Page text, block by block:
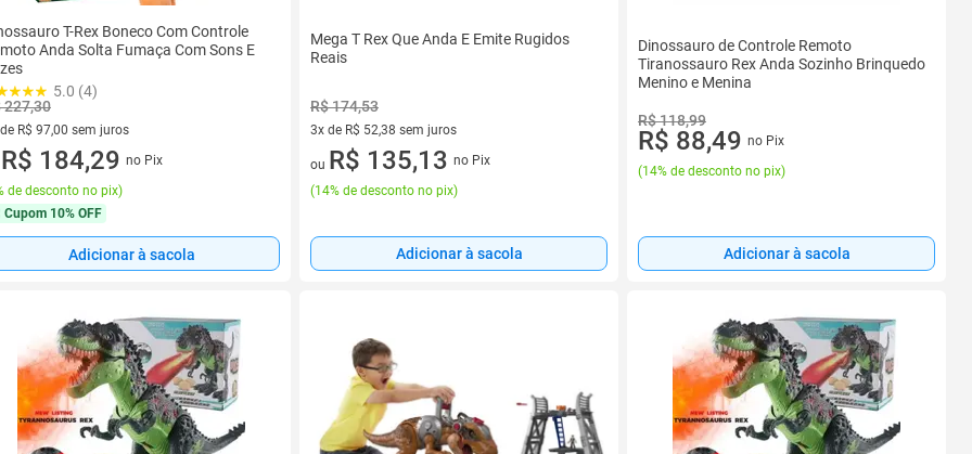
T-Rex Boneco Com Controle
Anda Solta Fumaça Com Sons E
5.0 (4)
227,30
R$ 97,00 sem juros
de R$ 97,00 sem juros
R$ 184,29 no Pix
de desconto no pix)
Cupom 10% OFF
Adicionar à sacola
Mega T Rex Que Anda E Emite Rugidos
Reais
R$ 174,53
3x de R$ 52,38 sem juros
3 vez de R$ 52,38 sem juros
ou R$ 135,13 no Pix
(14% de desconto no pix)
Adicionar à sacola
Dinossauro de Controle Remoto
Tiranossauro Rex Anda Sozinho Brinquedo
Menino e Menina
R$ 118,99
R$ 88,49 no Pix
(14% de desconto no pix)
Adicionar à sacola